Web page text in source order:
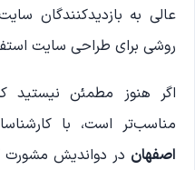
عالی به بازدیدکنندگان
روشی برای طراحی سایت
اگر هنوز مطمئن نیستید
مناسب‌تر است، با
اصفهان در دواندیش